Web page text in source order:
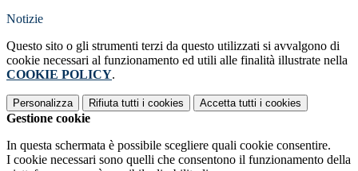
Notizie
Questo sito o gli strumenti terzi da questo utilizzati si avvalgono di
cookie necessari al funzionamento ed utili alle finalità illustrate nella
COOKIE POLICY.
Personalizza Rifiuta tutti i cookies Accetta tutti i cookies
Gestione cookie
In questa schermata è possibile scegliere quali cookie consentire.
I cookie necessari sono quelli che consentono il funzionamento della